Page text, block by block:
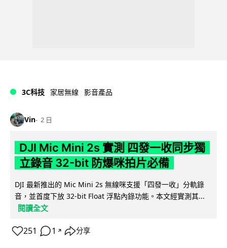
3C科技 家居無線 影音產品
Vin 2 日
DJI Mic Mini 2s 實測 四發一收同步獨
立錄音 32-bit 防爆咪拍片必備
DJI 最新推出的 Mic Mini 2s 無線咪支援「四發一收」分軌錄
音，並首度下放 32-bit Float 浮點內錄功能。本文經實測其...
閱讀全文
251 1 ↗ 分享